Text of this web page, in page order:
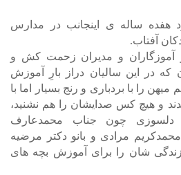
هفده ساله ی اینجانب در مدارس
آفتاب.
آموزگاران و مدیران زحمت کش و
که در این سالیان دراز بارِ آموزش
را با بردباری و رنج بسیار اما با
و هیچ کس صدایشان را هم نشنید،
دلسوزی چون جناب محمدعارف
مرادی و بانو دکتر مرضیه
شان را برای آموزش بچه های